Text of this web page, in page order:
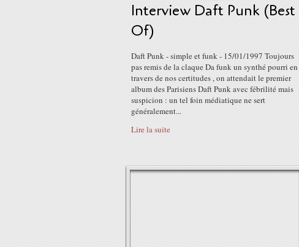
Interview Daft Punk (Best
Of)
Daft Punk - simple et funk - 15/01/1997 Toujours
pas remis de la claque Da funk un synthé pourri en
travers de nos certitudes , on attendait le premier
album des Parisiens Daft Punk avec fébrilité mais
suspicion : un tel foin médiatique ne sert
généralement...
Lire la suite